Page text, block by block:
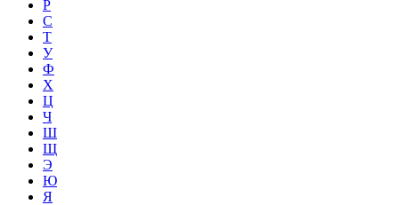
Р
С
Т
У
Ф
Х
Ц
Ч
Ш
Щ
Э
Ю
Я